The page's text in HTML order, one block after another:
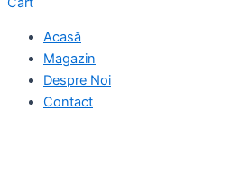
Acasă
Magazin
Despre Noi
Contact